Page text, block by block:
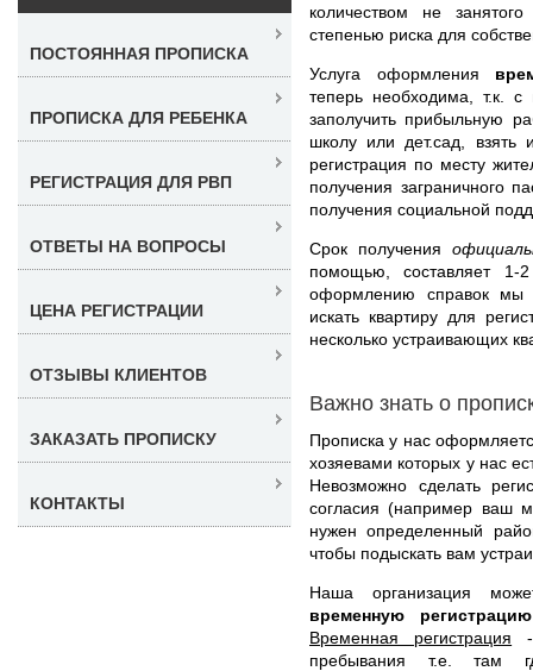
количеством не
степенью риска для
Услуга оформления
теперь необходима, т.к.
заполучить прибыльную
школу или дет.сад,
регистрация по месту
получения заграничного
получения социальной
Срок получения
помощью, составляет
оформлению справок
искать квартиру для
несколько устраивающих
Важно знать о
Прописка у нас
хозяевами которых у нас
Невозможно сделать
согласия (например ваш
нужен определенный
чтобы подыскать вам
Наша организация
временную
Временная регистрация -
пребывания т.е. там
ПОСТОЯННАЯ ПРОПИСКА
ПРОПИСКА ДЛЯ РЕБЕНКА
РЕГИСТРАЦИЯ ДЛЯ РВП
ОТВЕТЫ НА ВОПРОСЫ
ЦЕНА РЕГИСТРАЦИИ
ОТЗЫВЫ КЛИЕНТОВ
ЗАКАЗАТЬ ПРОПИСКУ
КОНТАКТЫ